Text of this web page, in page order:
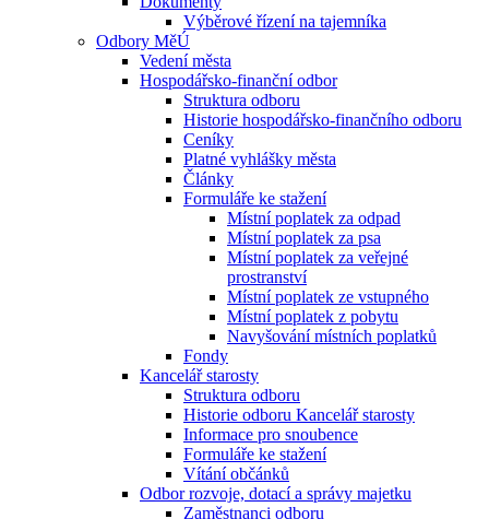
Výběrové řízení na tajemníka
Odbory MěÚ
Vedení města
Hospodářsko-finanční odbor
Struktura odboru
Historie hospodářsko-finančního odboru
Ceníky
Platné vyhlášky města
Články
Formuláře ke stažení
Místní poplatek za odpad
Místní poplatek za psa
Místní poplatek za veřejné
prostranství
Místní poplatek ze vstupného
Místní poplatek z pobytu
Navyšování místních poplatků
Fondy
Kancelář starosty
Struktura odboru
Historie odboru Kancelář starosty
Informace pro snoubence
Formuláře ke stažení
Vítání občánků
Odbor rozvoje, dotací a správy majetku
Zaměstnanci odboru